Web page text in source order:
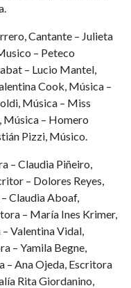
Cantante – Julieta
– Peteco
– Lucio Mantel,
Cook, Música –
Música – Miss
Música – Homero
Pizzi, Músico.
– Claudia Piñeiro,
– Dolores Reyes,
Claudia Aboaf,
– María Ines Krimer,
Valentina Vidal,
– Yamila Begne,
– Ana Ojeda, Escritora
Rita Giordanino,